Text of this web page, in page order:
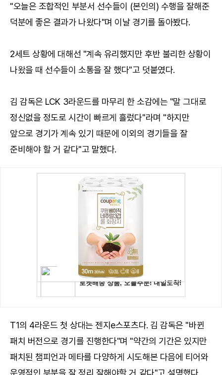
"오늘은 조합적인 부분서 선수들이 (본인의) 수행을 잘해준
덕분에 좋은 결과가 나왔다"며 이날 경기를 돌아봤다.
2세트 상황에 대해선 "계속 유리했지만 후반 불리한 상황이
나왔을 때 선수들이 소통을 잘 했다"고 덧붙였다.
김 감독은 LCK 3라운드를 마무리 한 소감에는 "말 그대로
정신없을 정도로 시간이 빠르게 흘렀다"라며 "하지만
앞으로 경기가 계속 있기 때문에 이외의 경기들을 잘
준비해야 할 거 같다"고 말했다.
T1의 4라운드 첫 상대는 젠지e스포츠다. 김 감독은 "바뀐
패치 버전으로 경기를 진행한다"며 "약간의 기간은 있지만
패치된 챔피언과 메타를 다양하게 시도해본 다음에 티어와
운영적인 부분을 잘 정리 잘해야할 거 같다"고 설명했다.